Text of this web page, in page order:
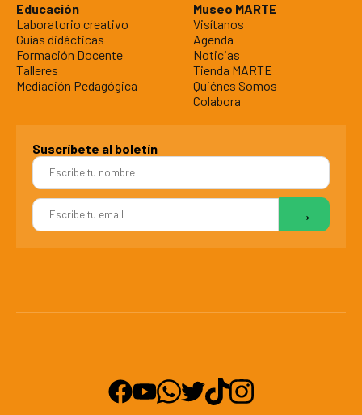
Educación
Laboratorio creativo
Guías didácticas
Formación Docente
Talleres
Mediación Pedagógica
Museo MARTE
Visítanos
Agenda
Noticias
Tienda MARTE
Quiénes Somos
Colabora
Suscríbete al boletín